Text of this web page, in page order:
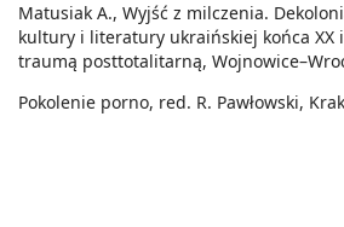
Matusiak A., Wyjść z milczenia.
kultury i literatury ukraińskiej końca XX
traumą posttotalitarną,
Pokolenie porno, red. R. Pawłowski,